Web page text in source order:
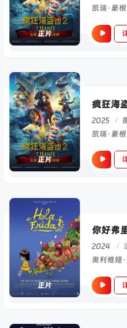
正片
正片
疯狂海
2025 /
正片
你好弗
2024 /